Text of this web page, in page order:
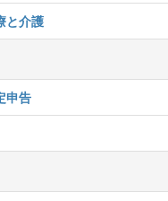
と介護
申告